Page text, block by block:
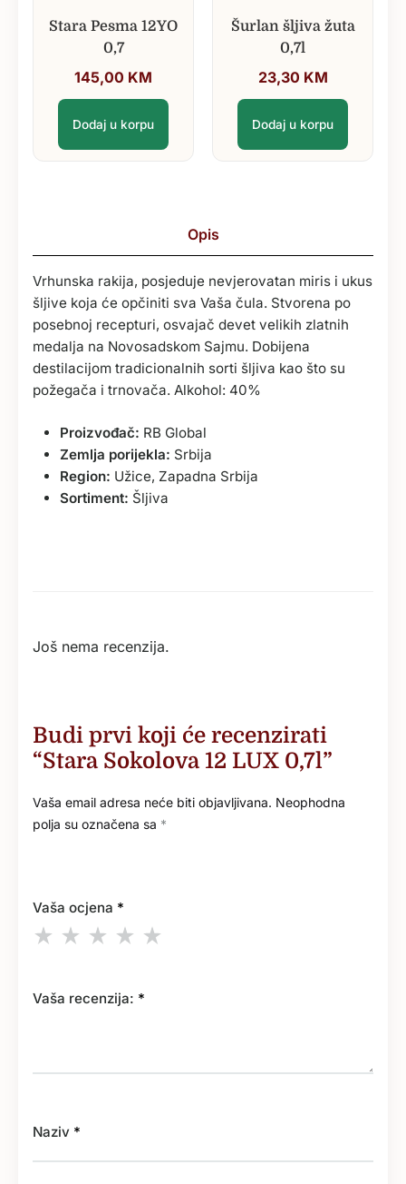
Stara Pesma 12YO
0,7
145,00 KM
Dodaj u korpu
Šurlan šljiva žuta
0,7l
23,30 KM
Dodaj u korpu
Opis
Vrhunska rakija, posjeduje nevjerovatan miris i ukus
šljive koja će opčiniti sva Vaša čula. Stvorena po
posebnoj recepturi, osvajač devet velikih zlatnih
medalja na Novosadskom Sajmu. Dobijena
destilacijom tradicionalnih sorti šljiva kao što su
požegača i trnovača. Alkohol: 40%
Proizvođač: RB Global
Zemlja porijekla: Srbija
Region: Užice, Zapadna Srbija
Sortiment: Šljiva
Još nema recenzija.
Budi prvi koji će recenzirati
“Stara Sokolova 12 LUX 0,7l”
Vaša email adresa neće biti objavljivana. Neophodna
polja su označena sa *
Vaša ocjena *
Vaša recenzija: *
Naziv *